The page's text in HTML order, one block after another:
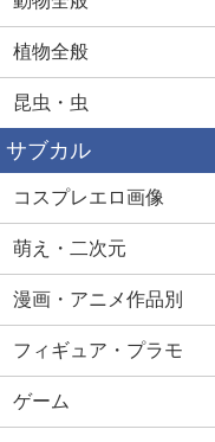
植物全般
昆虫・虫
サブカル
コスプレエロ画像
萌え・二次元
漫画・アニメ作品別
フィギュア・プラモ
ゲーム